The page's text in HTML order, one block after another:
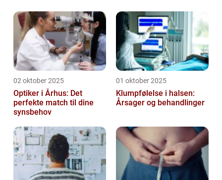
02 oktober 2025
Optiker i Århus: Det
perfekte match til dine
synsbehov
01 oktober 2025
Klumpfølelse i halsen:
Årsager og behandlinger